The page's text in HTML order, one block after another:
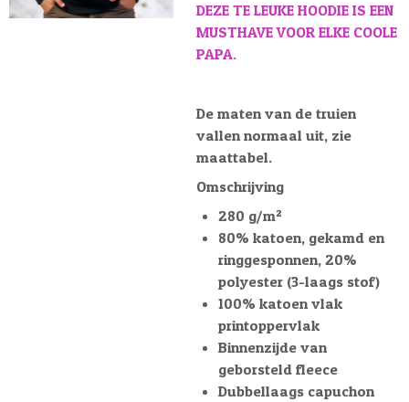
DEZE TE LEUKE HOODIE IS EEN
MUSTHAVE VOOR ELKE COOLE
PAPA.
De maten van de truien
vallen normaal uit, zie
maattabel.
Omschrijving
280 g/m²
80% katoen, gekamd en
ringgesponnen, 20%
polyester (3-laags stof)
100% katoen vlak
printoppervlak
Binnenzijde van
geborsteld fleece
Dubbellaags capuchon